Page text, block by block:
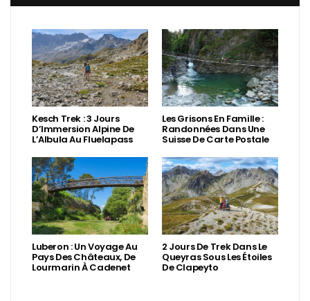
Kesch Trek : 3 Jours
D’Immersion Alpine De
L’Albula Au Fluelapass
Les Grisons En Famille :
Randonnées Dans Une
Suisse De Carte Postale
Luberon : Un Voyage Au
Pays Des Châteaux, De
Lourmarin À Cadenet
2 Jours De Trek Dans Le
Queyras Sous Les Étoiles
De Clapeyto